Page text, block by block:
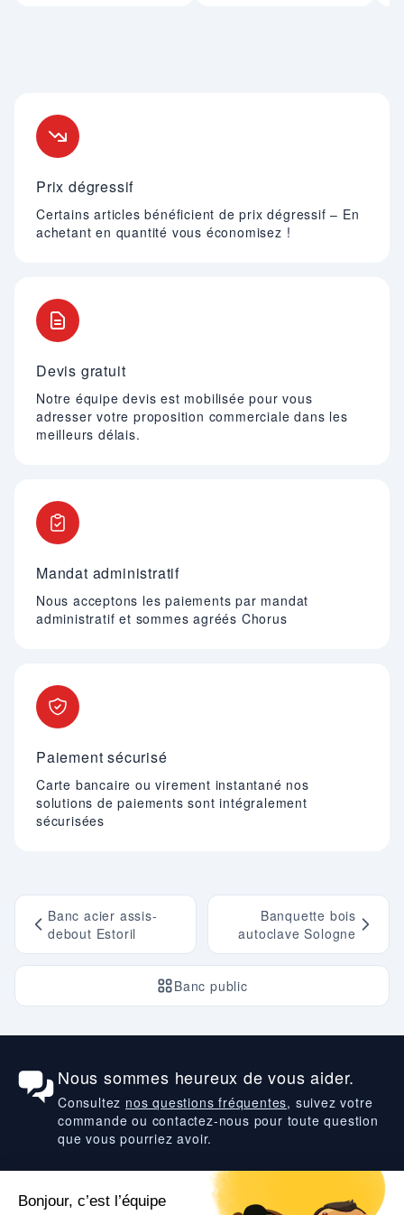
Prix dégressif
Certains articles bénéficient de prix dégressif – En
achetant en quantité vous économisez !
Devis gratuit
Notre équipe devis est mobilisée pour vous
adresser votre proposition commerciale dans les
meilleurs délais.
Mandat administratif
Nous acceptons les paiements par mandat
administratif et sommes agréés Chorus
Paiement sécurisé
Carte bancaire ou virement instantané nos
solutions de paiements sont intégralement
sécurisées
Banc acier assis-
debout Estoril
Banc public
Banquette bois
autoclave Sologne
Nous sommes heureux de vous aider.
Consultez nos questions fréquentes, suivez votre
commande ou contactez-nous pour toute question
que vous pourriez avoir.
Suivez-nous